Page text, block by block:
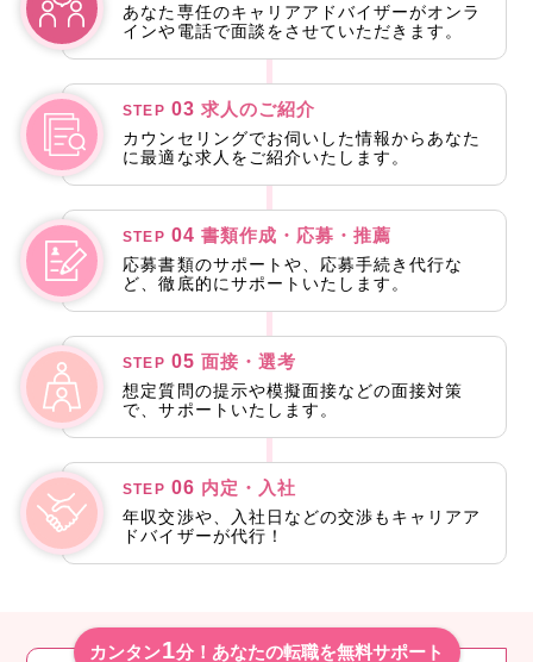
あなた専任のキャリアアドバイザーがオンラ
インや電話で面談をさせていただきます。
STEP 03 求人のご紹介
カウンセリングでお伺いした情報からあなた
に最適な求人をご紹介いたします。
STEP 04 書類作成・応募・推薦
応募書類のサポートや、応募手続き代行な
ど、徹底的にサポートいたします。
STEP 05 面接・選考
想定質問の提示や模擬面接などの面接対策
で、サポートいたします。
STEP 06 内定・入社
年収交渉や、入社日などの交渉もキャリアア
ドバイザーが代行！
カンタン1分！あなたの転職を無料サポート